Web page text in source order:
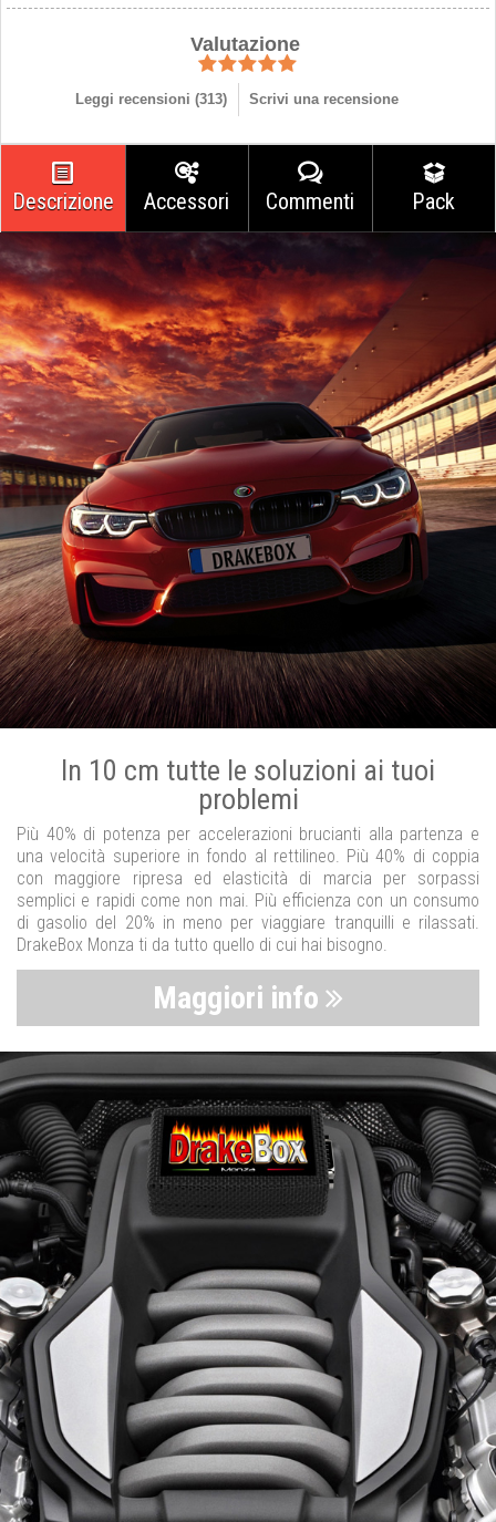
Valutazione
Leggi recensioni (313) Scrivi una recensione
Descrizione Accessori Commenti Pack
In 10 cm tutte le soluzioni ai tuoi
problemi
Più 40% di potenza per accelerazioni brucianti alla partenza e
una velocità superiore in fondo al rettilineo. Più 40% di coppia
con maggiore ripresa ed elasticità di marcia per sorpassi
semplici e rapidi come non mai. Più efficienza con un consumo
di gasolio del 20% in meno per viaggiare tranquilli e rilassati.
DrakeBox Monza ti da tutto quello di cui hai bisogno.
Maggiori info